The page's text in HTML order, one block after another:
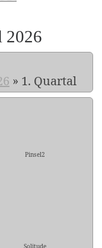
2026
» 1. Quartal
Pinsel2
Solitude